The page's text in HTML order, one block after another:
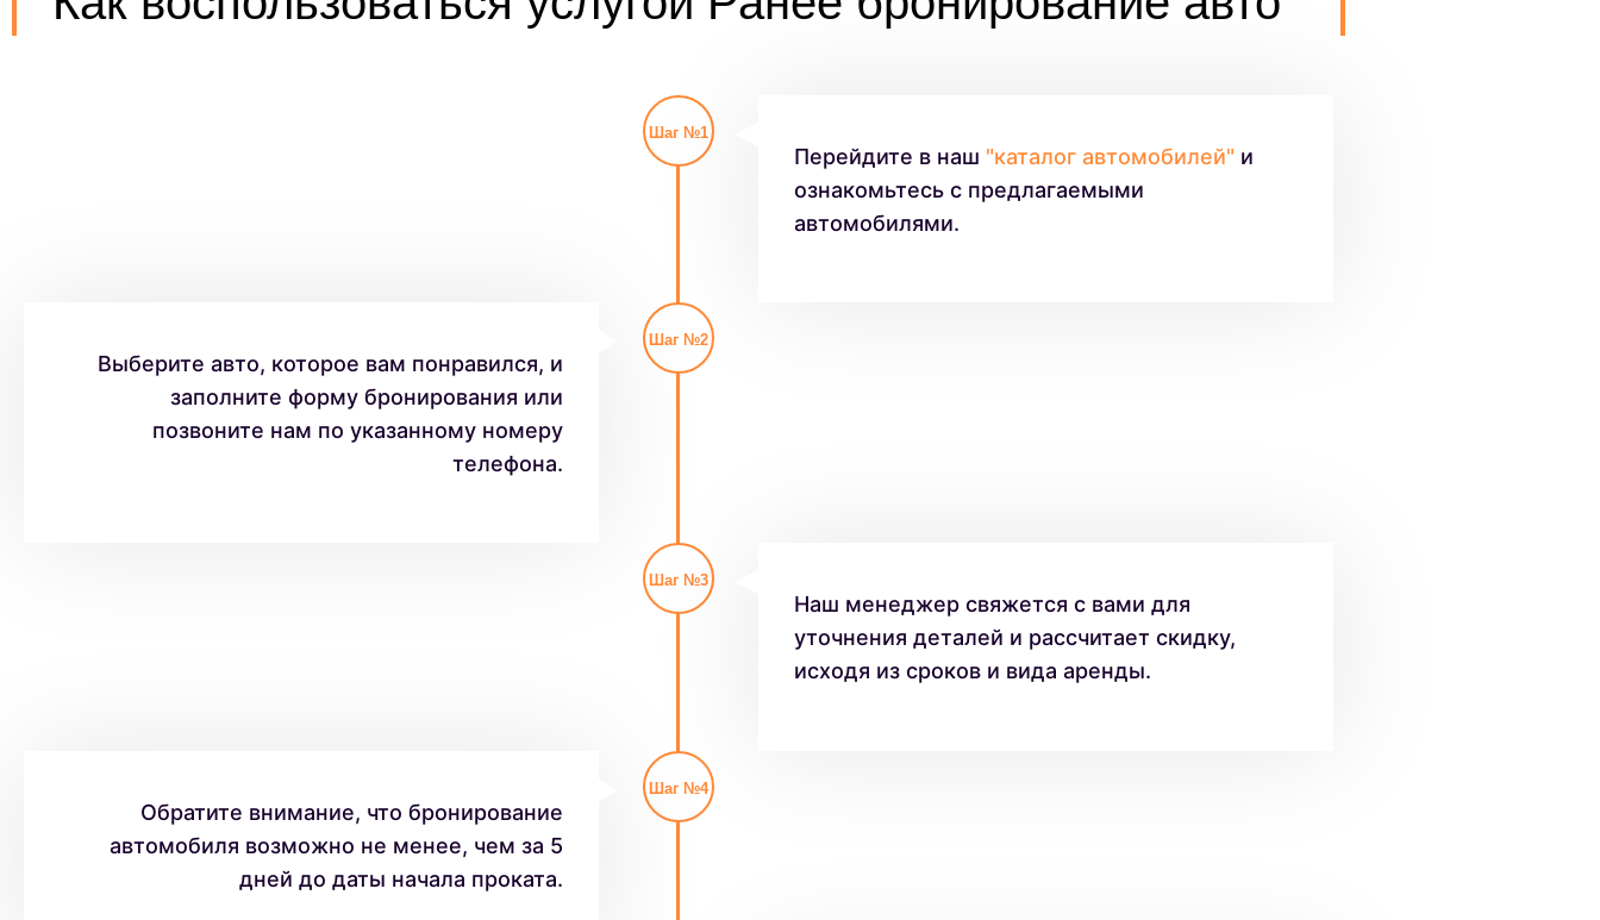
Шаг №1
Перейдите в наш "каталог автомобилей" и
ознакомьтесь с предлагаемыми
автомобилями.
Шаг №2
Выберите авто, которое вам понравился, и
заполните форму бронирования или
позвоните нам по указанному номеру
телефона.
Шаг №3
Наш менеджер свяжется с вами для
уточнения деталей и рассчитает скидку,
исходя из сроков и вида аренды.
Шаг №4
Обратите внимание, что бронирование
автомобиля возможно не менее, чем за 5
дней до даты начала проката.